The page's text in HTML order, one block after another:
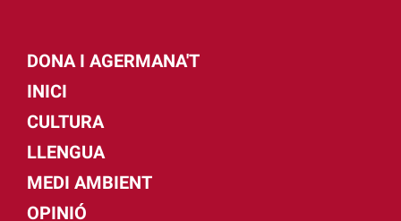
DONA I AGERMANA'T
INICI
CULTURA
LLENGUA
MEDI AMBIENT
OPINIÓ